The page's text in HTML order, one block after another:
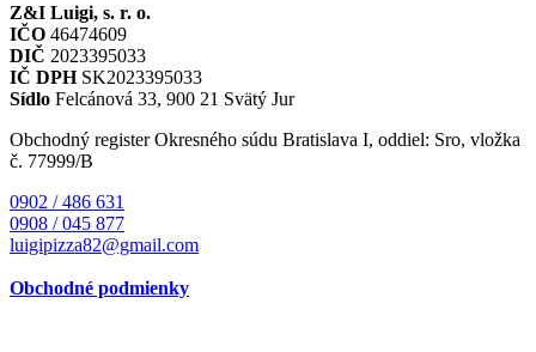
Z&I Luigi, s. r. o.
IČO 46474609
DIČ 2023395033
IČ DPHSK2023395033
Sídlo Felcánová 33, 900 21 Svätý Jur
Obchodný register Okresného súdu Bratislava I, oddiel: Sro, vložka
č. 77999/B
0902 / 486 631
0908 / 045 877
luigipizza82@gmail.com
Obchodné podmienky